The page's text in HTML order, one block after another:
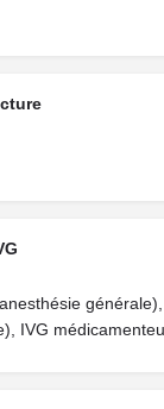
IVG